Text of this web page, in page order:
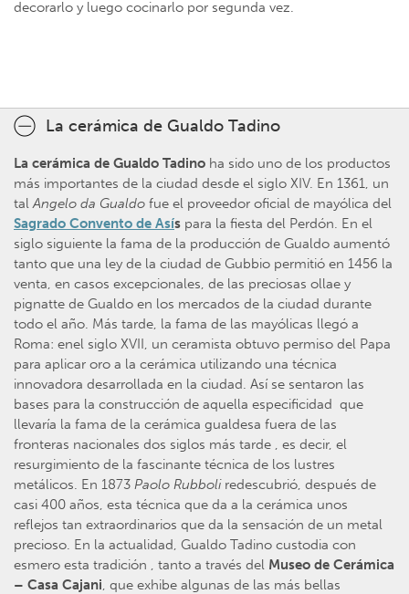
decorarlo y luego cocinarlo por segunda vez.
La cerámica de Gualdo Tadino
La cerámica de Gualdo Tadino ha sido uno de los productos
más importantes de la ciudad desde el siglo XIV. En 1361, un
talAngelo da Gualdo fue el proveedor oficial de mayólica del
Sagrado Convento de Asís para la fiesta del Perdón. En el
siglo siguiente la fama de la producción de Gualdo aumentó
tanto que una ley de la ciudad de Gubbio permitió en 1456 la
venta, en casos excepcionales, de las preciosas ollae y
pignatte de Gualdo en los mercados de la ciudad durante
todo el año. Más tarde, la fama de las mayólicas llegó a
Roma: enel siglo XVII, un ceramista obtuvo permiso del Papa
para aplicar oro a la cerámica utilizando una técnica
innovadora desarrollada en la ciudad. Así se sentaron las
bases para la construcción de aquella especificidad que
llevaría la fama de la cerámica gualdesa fuera de las
fronteras nacionales dos siglos más tarde , es decir, el
resurgimiento de la fascinante técnica de los lustres
metálicos. En 1873 Paolo Rubboliredescubrió, después de
casi 400 años, esta técnica que da a la cerámica unos
reflejos tan extraordinarios que da la sensación de un metal
precioso. En la actualidad, Gualdo Tadino custodia con
esmero esta tradición , tanto a través del Museo de Cerámica
– Casa Cajani, que exhibe algunas de las más bellas